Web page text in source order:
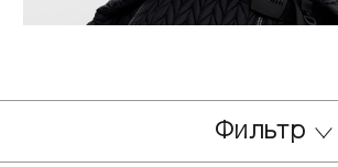
Фильтр